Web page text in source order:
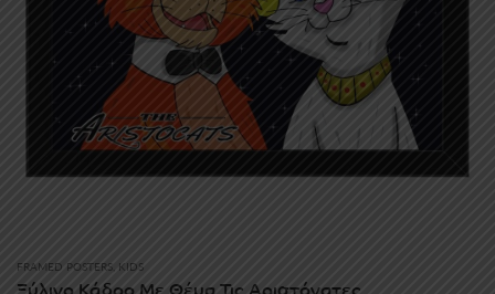
FRAMED POSTERS, KIDS